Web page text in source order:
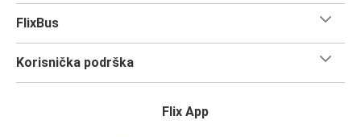
FlixBus
Korisnička podrška
Flix App